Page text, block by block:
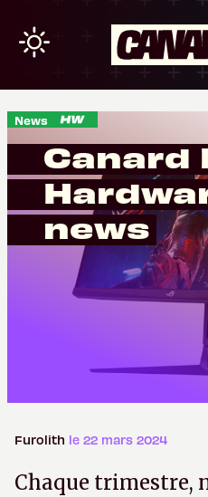
News
Canard
news
Furolith le 22 mars 2024
Chaque trimestre,